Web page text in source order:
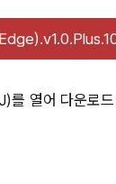
열어 다운로